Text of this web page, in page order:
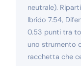
neutrale).
Ibrido 7.54,
0.53 punti tra
uno strumento
racchetta che